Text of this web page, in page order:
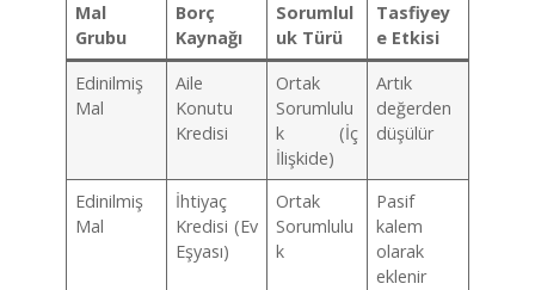
Mal
Grubu
Borç
Kaynağı
Sorumlul
uk Türü
Tasfiyey
e Etkisi
Edinilmiş
Mal
Aile
Konutu
Kredisi
Ortak
Sorumlulu
k (İç
İlişkide)
Artık
değerden
düşülür
Edinilmiş
Mal
İhtiyaç
Kredisi (Ev
Eşyası)
Ortak
Sorumlulu
k
Pasif
kalem
olarak
eklenir